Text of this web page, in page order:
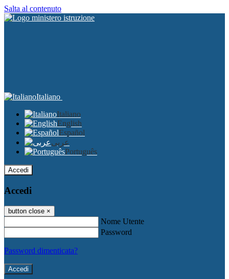
Salta al contenuto
Italiano
Italiano
English
Español
عربى
Português
Accedi
Accedi
button close ×
Nome Utente
Password
Password dimenticata?